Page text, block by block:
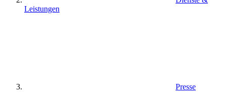
Leistungen
Presse